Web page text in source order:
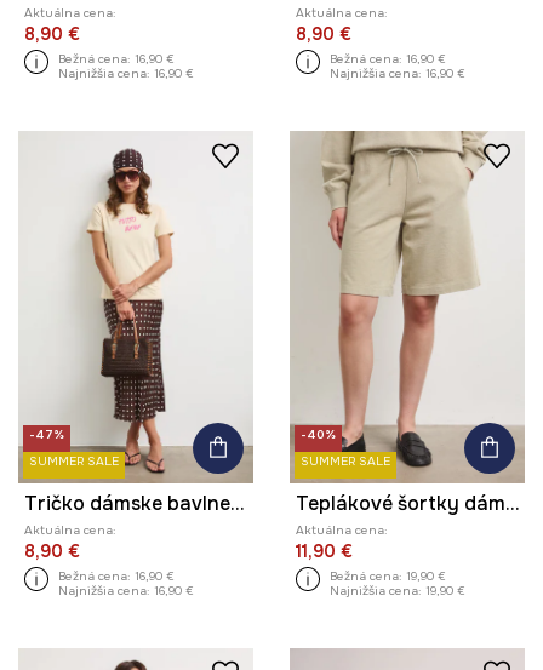
Aktuálna cena:
8,90 €
Bežná cena: 16,90 €
Najnižšia cena: 16,90 €
Aktuálna cena:
8,90 €
Bežná cena: 16,90 €
Najnižšia cena: 16,90 €
-47%
SUMMER SALE
Tričko dámske bavlnené s potlačou
Aktuálna cena:
8,90 €
Bežná cena: 16,90 €
Najnižšia cena: 16,90 €
-40%
SUMMER SALE
Teplákové šortky dámske bavlnené
Aktuálna cena:
11,90 €
Bežná cena: 19,90 €
Najnižšia cena: 19,90 €